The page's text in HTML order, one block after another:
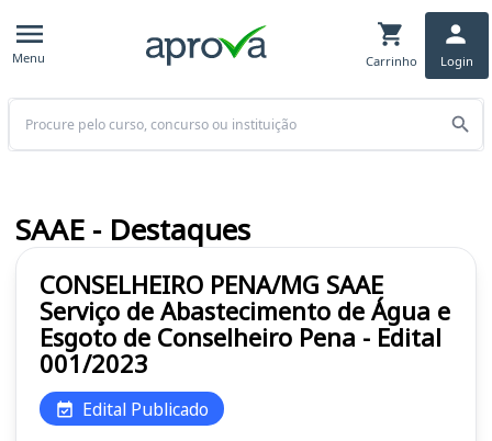
Menu Carrinho Login
Buscar
CONSELHEIRO PENA/MG SAAE
Serviço de Abastecimento de Água e
Esgoto de Conselheiro Pena - Edital
001/2023
Edital Publicado
SAAE - Destaques